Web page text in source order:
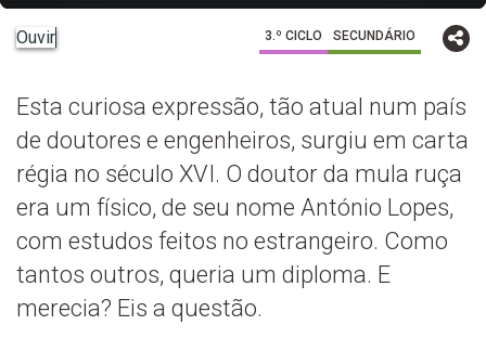
Ouvir 3.º CICLO SECUNDÁRIO
Esta curiosa expressão, tão atual num país
de doutores e engenheiros, surgiu em carta
régia no século XVI. O doutor da mula ruça
era um físico, de seu nome António Lopes,
com estudos feitos no estrangeiro. Como
tantos outros, queria um diploma. E
merecia? Eis a questão.